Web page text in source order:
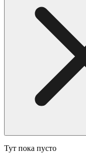
Тут пока пусто